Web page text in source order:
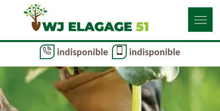
indisponible indisponible